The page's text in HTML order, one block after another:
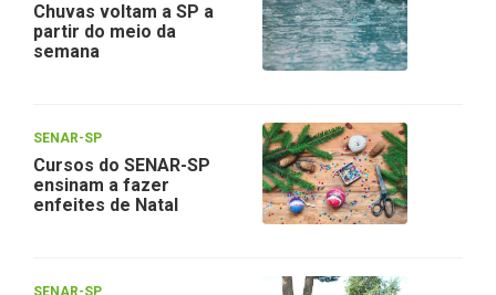
Chuvas voltam a SP a
partir do meio da
semana
SENAR-SP
Cursos do SENAR-SP
ensinam a fazer
enfeites de Natal